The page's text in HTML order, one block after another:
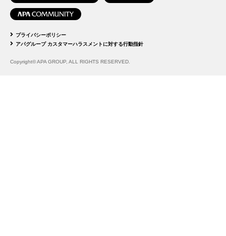
プライバシーポリシー
アパグループ カスタマーハラスメントに対する行動指針
Copyright© APA GROUP, ALL RIGHTS RESERVED.